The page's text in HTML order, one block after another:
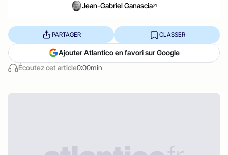
Jean-Gabriel Ganascia
Écoutez cet article0:00min
PARTAGER CLASSER
Ajouter Atlantico en favori sur Google